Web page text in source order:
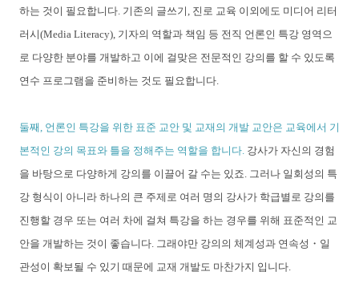
하는 것이 필요합니다. 기존의 글쓰기, 진로 교육 이외에도 미디어 리터
러시(Media Literacy), 기자의 역할과 책임 등 전직 언론인 특강 영역으
로 다양한 분야를 개발하고 이에 걸맞은 전문적인 강의를 할 수 있도록
연수 프로그램을 준비하는 것도 필요합니다.
둘째, 언론인 특강을 위한 표준 교안 및 교재의 개발 교안은 교육에서 기
본적인 강의 목표와 틀을 정해주는 역할을 합니다. 강사가 자신의 경험
을 바탕으로 다양하게 강의를 이끌어 갈 수는 있죠. 그러나 일회성의 특
강 형식이 아니라 하나의 큰 주제로 여러 명의 강사가 학급별로 강의를
진행할 경우 또는 여러 차에 걸쳐 특강을 하는 경우를 위해 표준적인 교
안을 개발하는 것이 좋습니다. 그래야만 강의의 체계성과 연속성・일
관성이 확보될 수 있기 때문에 교재 개발도 마찬가지 입니다.